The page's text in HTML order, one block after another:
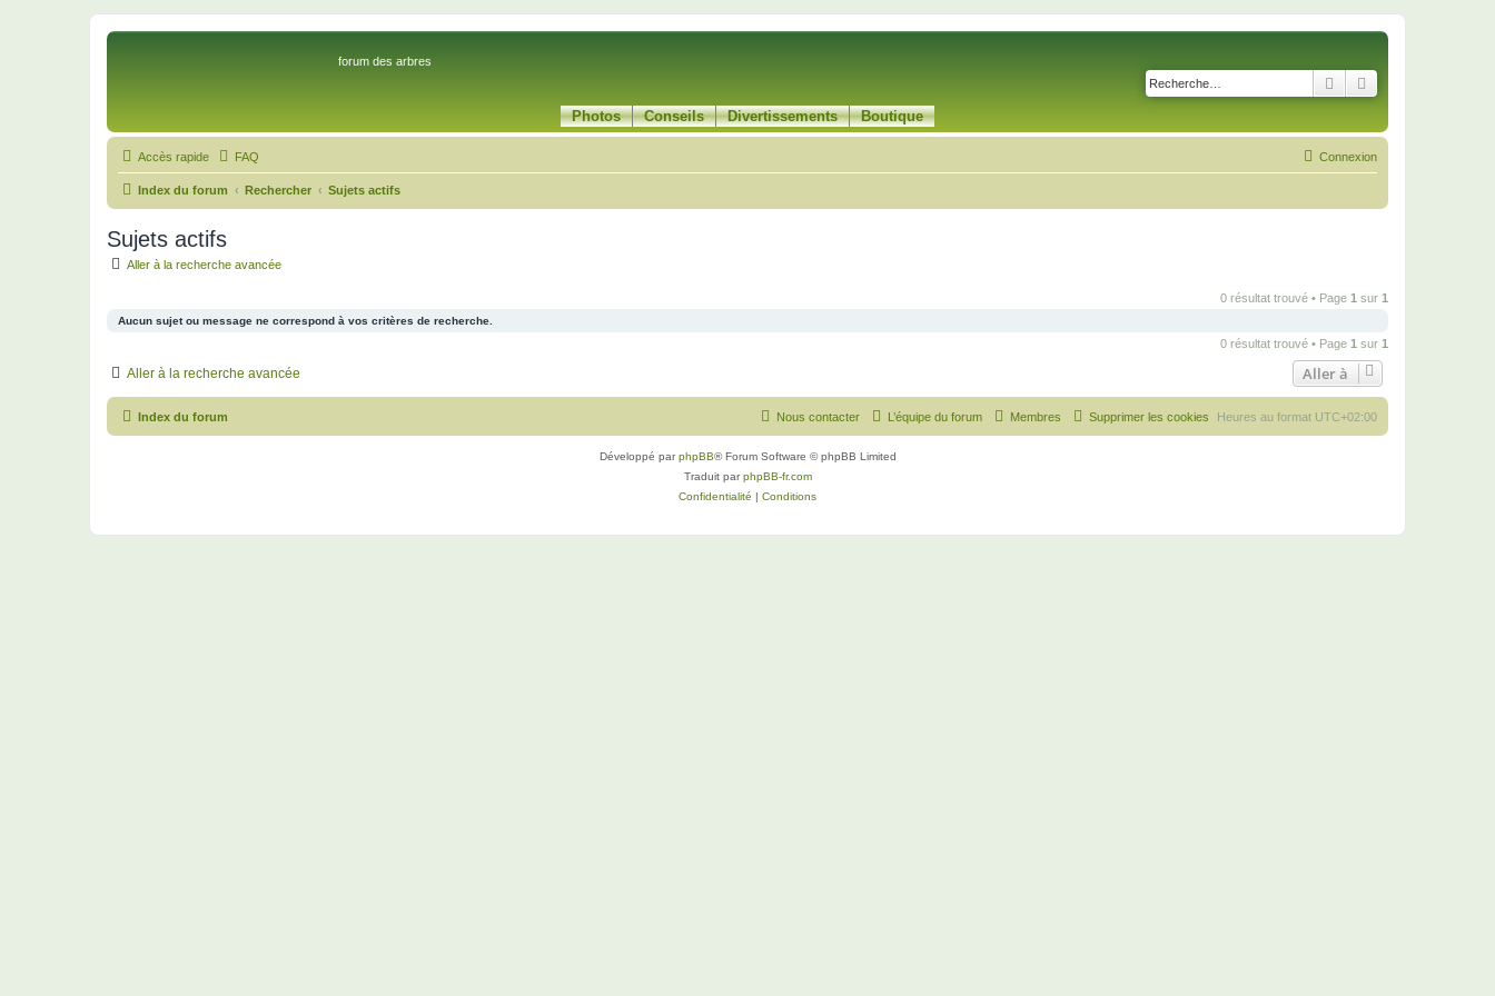
forum des arbres
Rechercher
Photos Conseils Divertissements Boutique
Accès rapide FAQ Connexion
Index du forum Rechercher Sujets actifs
Sujets actifs
Aller à la recherche avancée
0 résultat trouvé • Page 1 sur 1
Aucun sujet ou message ne correspond à vos critères de recherche.
0 résultat trouvé • Page 1 sur 1
Aller à la recherche avancée Aller à
Index du forum Heures au format UTC+02:00
Supprimer les cookies
Membres
L’équipe du forum
Nous contacter
Développé parphpBB® Forum Software © phpBB Limited
Traduit parphpBB-fr.com
Confidentialité | Conditions